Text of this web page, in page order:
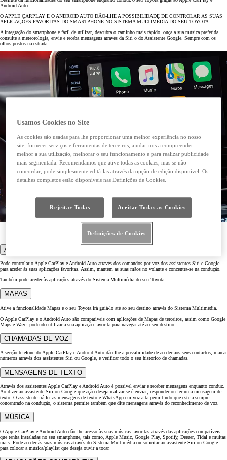
Android Auto.
O APPLE CARPLAY E O ANDROID AUTO DÃO-LHE A POSSIBILIDADE DE CONTROLAR AS SUAS
APLICAÇÕES FAVORITAS DO SMARTPHONE NO SISTEMA MULTIMÉDIA DO SEU TOYOTA.
A integração do smartphone é fácil de utilizar, descubra o caminho mais rápido, ouça a sua música preferida,
consulte a meteorologia, envie e receba mensagens através da Siri o do Assistente Google. Sempre com os
olhos postos na estrada.
FUNCIONALIDADES APPLE CARPLAY E ANDROID AUTO
ASSISTENTE SIRI® / GOOGLE
Pode controlar o Apple CarPlay e Android Auto através dos comandos por voz dos assistentes Siri e Google,
para aceder às suas aplicações favoritas. Assim, mantém as suas mãos no volante e concentra-se na condução.
Também pode aceder às aplicações através do Sistema Multimédia do seu Toyota.
MAPAS
Ative a funcionalidade Mapas e o seu Toyota irá guiá-lo até ao seu destino através do Sistema Multimédia.
O Apple CarPlay e o Android Auto são compatíveis com aplicações de Mapas de terceiros, assim como Google
Maps e Waze, podendo utilizar a sua aplicação favorita para navegar até ao seu destino.
CHAMADAS DE VOZ
A secção telefone do Apple CarPlay e Android Auto dão-lhe a possibilidade de aceder aos seus contactos, marcar
números através dos assistentes Siri ou Google, e verificar todo o seu histórico de chamadas.
MENSAGENS DE TEXTO
Através dos assistentes Apple CarPlay e Android Auto é possível enviar e receber mensagens enquanto conduz.
Ao dizer ao assistente Siri ou Google que ação deseja realizar se é enviar, responder ou ler uma mensagem de
texto. O assistente irá ler as mensagens de texto e WhatsApp em voz alta permitindo que esteja sempre
concentrado na condução, o sistema permite também que dite mensagens através do reconhecimento de voz.
MÚSICA
O Apple CarPlay e Android Auto dão-lhe acesso às suas músicas favoritas através das aplicações compatíveis
que tenha instaladas no seu smartphone, tais como, Apple Music, Google Play, Spotify, Deezer, Tidal e muitas
mais. Pode aceder às suas músicas através do Sistema Multimédia ou solicitar ao assistente Siri ou Google
para colocar a música/playlist que deseja ouvir a tocar.
Usamos Cookies no Site
As cookies são usadas para lhe proporcionar uma melhor experiência no nosso
site, fornecer serviços e ferramentas de terceiros, ajudar-nos a compreender
melhor a sua utilização, melhorar o seu funcionamento e para realizar publicidade
mais segmentada. Recomendamos que ative todas as cookies, mas se não
concordar, pode simplesmente editá-las através da opção de edição disponível. Os
detalhes completos estão disponíveis nas Definições de Cookies.
Rejeitar Todas Aceitar Todas as Cookies
Definições de Cookies